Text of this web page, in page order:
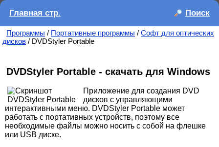
Главная стр. Поиск
Программы / Портативные программы / Софт для оптических
дисков / DVDStyler Portable
DVDStyler Portable - скачать для Windows
Приложение для создания DVD
дисков с управляющими
интерактивными меню. DVDStyler Portable может
работать с портативных устройств, поэтому все
необходимые файлы можно носить с собой на флешке
или USB диске.